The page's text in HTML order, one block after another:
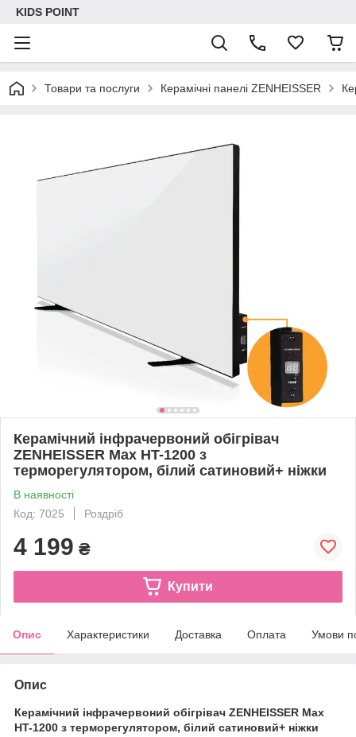
KIDS POINT
Товари та послуги Керамічні панелі ZENHEISSER
Керамічний інфрачервоний обігрівач
ZENHEISSER Max HT-1200 з
терморегулятором, білий сатиновий+ ніжки
В наявності
Код: 7025
Роздріб
4 199 ₴
Купити
Опис Характеристики Доставка Оплата Умови
Опис
Керамічний інфрачервоний обігрівач ZENHEISSER Max
HT-1200 з терморегулятором, білий сатиновий+ ніжки